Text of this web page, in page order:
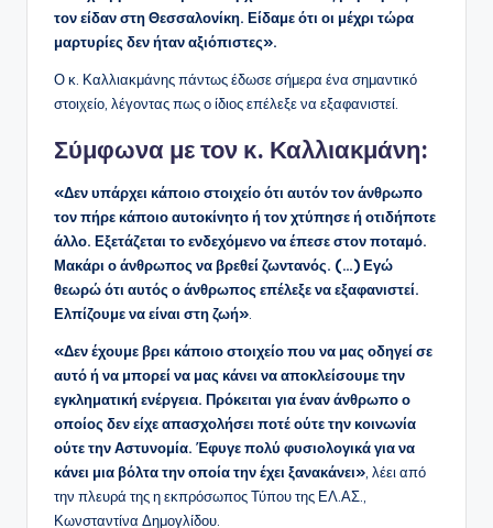
τον είδαν στη Θεσσαλονίκη. Είδαμε ότι οι μέχρι τώρα
μαρτυρίες δεν ήταν αξιόπιστες».
Ο κ. Καλλιακμάνης πάντως έδωσε σήμερα ένα σημαντικό
στοιχείο, λέγοντας πως ο ίδιος επέλεξε να εξαφανιστεί.
Σύμφωνα με τον κ. Καλλιακμάνη:
«Δεν υπάρχει κάποιο στοιχείο ότι αυτόν τον άνθρωπο
τον πήρε κάποιο αυτοκίνητο ή τον χτύπησε ή οτιδήποτε
άλλο. Εξετάζεται το ενδεχόμενο να έπεσε στον ποταμό.
Μακάρι ο άνθρωπος να βρεθεί ζωντανός. (…) Εγώ
θεωρώ ότι αυτός ο άνθρωπος επέλεξε να εξαφανιστεί.
Ελπίζουμε να είναι στη ζωή»
«Δεν έχουμε βρει κάποιο στοιχείο που να μας οδηγεί σε
αυτό ή να μπορεί να μας κάνει να αποκλείσουμε την
εγκληματική ενέργεια. Πρόκειται για έναν άνθρωπο ο
οποίος δεν είχε απασχολήσει ποτέ ούτε την κοινωνία
ούτε την Αστυνομία. Έφυγε πολύ φυσιολογικά για να
κάνει μια βόλτα την οποία την έχει ξανακάνει» , λέει από
την πλευρά της η εκπρόσωπος Τύπου της ΕΛ.ΑΣ.,
Κωνσταντίνα Δημογλίδου.